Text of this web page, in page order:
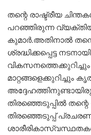
തന്റെ രാഷ്ട്രീയ
പറഞ്ഞിരുന്ന
കുമാർ.അതിനാൽ
ശ്രദ്ധിക്കപ്പെട്ട
മാറ്റങ്ങളെക്കുറിച്ചും
തിരഞ്ഞെടുപ്പിൽ
തിരഞ്ഞെടുപ്പ് പ്രചരണ